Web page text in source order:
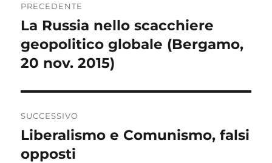
articoli
PRECEDENTE
Articolo
precedente:
La Russia nello scacchiere
geopolitico globale (Bergamo,
20 nov. 2015)
SUCCESSIVO
Articolo
successivo:
Liberalismo e Comunismo, falsi
opposti